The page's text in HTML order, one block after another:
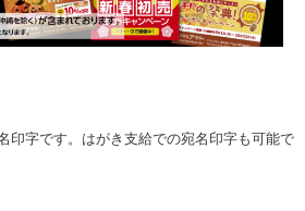
印字です。はがき支給での宛名印字も可能で